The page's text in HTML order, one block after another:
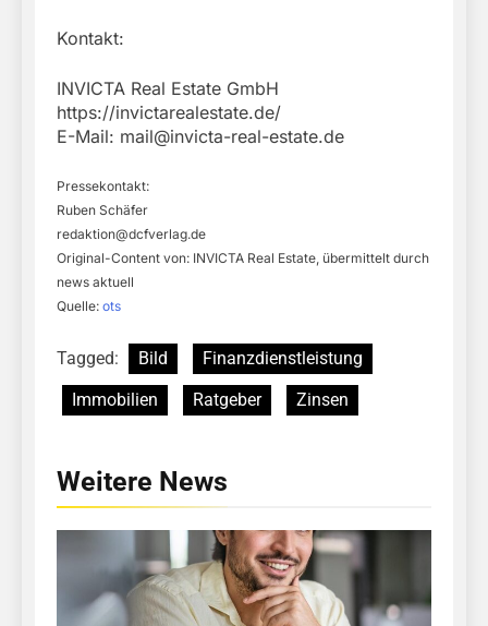
Kontakt:
INVICTA Real Estate GmbH
https://invictarealestate.de/
E-Mail: mail@invicta-real-estate.de
Pressekontakt:
Ruben Schäfer
redaktion@dcfverlag.de
Original-Content von: INVICTA Real Estate, übermittelt durch
news aktuell
Quelle: ots
Tagged: Bild
Finanzdienstleistung
Immobilien
Ratgeber Zinsen
Weitere News